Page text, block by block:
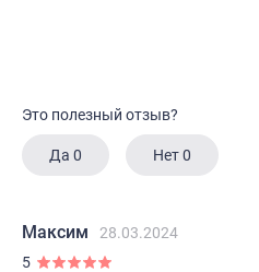
Это полезный отзыв?
Да 0 Нет0
Максим
28.03.2024
5